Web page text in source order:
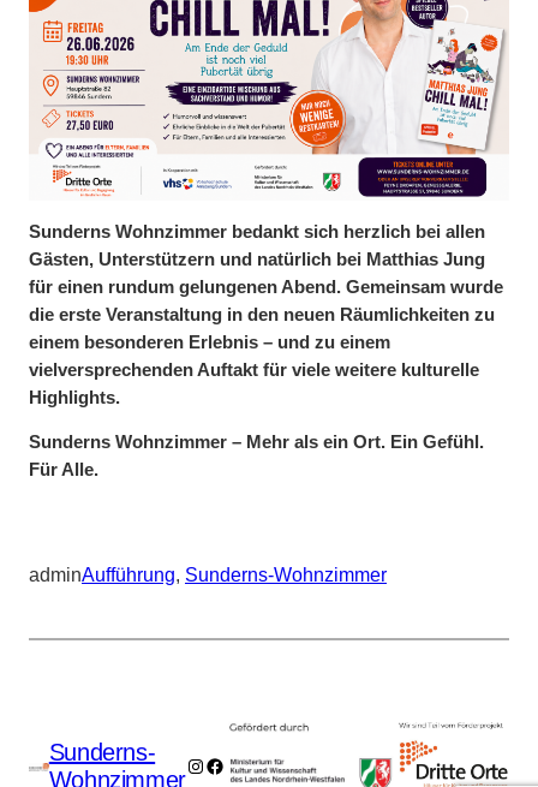
Sunderns Wohnzimmer bedankt sich herzlich bei allen
Gästen, Unterstützern und natürlich bei Matthias Jung
für einen rundum gelungenen Abend. Gemeinsam wurde
die erste Veranstaltung in den neuen Räumlichkeiten zu
einem besonderen Erlebnis – und zu einem
vielversprechenden Auftakt für viele weitere kulturelle
Highlights.
Sunderns Wohnzimmer – Mehr als ein Ort. Ein Gefühl.
Für Alle.
adminAufführung, Sunderns-Wohnzimmer
Sunderns-
Wohnzimmer
Instagram
Facebook